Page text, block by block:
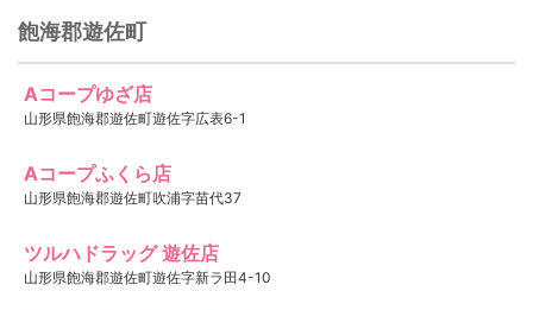
飽海郡遊佐町
Aコープゆざ店
山形県飽海郡遊佐町遊佐字広表6-1
Aコープふくら店
山形県飽海郡遊佐町吹浦字苗代37
ツルハドラッグ 遊佐店
山形県飽海郡遊佐町遊佐字新ラ田4-10